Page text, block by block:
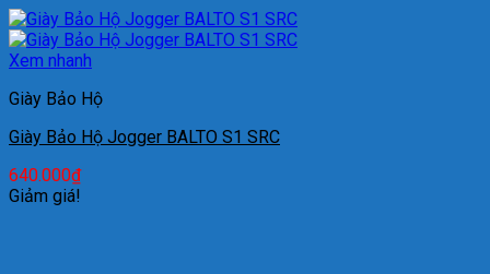
Xem nhanh
Giày Bảo Hộ
Giày Bảo Hộ Jogger BALTO S1 SRC
640.000₫
Giảm giá!